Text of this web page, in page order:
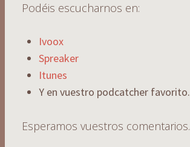
Podéis escucharnos en:
Ivoox
Spreaker
Itunes
Y en vuestro podcatcher favorito.
Esperamos vuestros comentarios.